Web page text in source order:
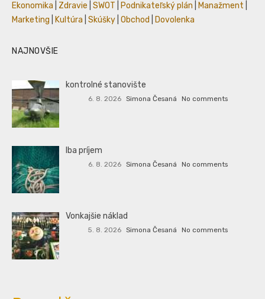
Ekonomika
Zdravie SWOT Podnikateľský plán Manažment
Marketing
Kultúra Skúšky Obchod Dovolenka
NAJNOVŠIE
kontrolné stanovište
6. 8. 2026 Simona Česaná No comments
Iba príjem
6. 8. 2026 Simona Česaná No comments
Vonkajšie náklad
5. 8. 2026 Simona Česaná No comments